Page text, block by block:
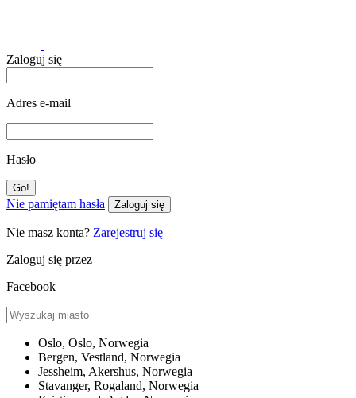
Zaloguj się
Adres e-mail
Hasło
Nie pamiętam hasła Zaloguj się
Nie masz konta? Zarejestruj się
Zaloguj się przez
Facebook
Oslo, Oslo, Norwegia
Bergen, Vestland, Norwegia
Jessheim, Akershus, Norwegia
Stavanger, Rogaland, Norwegia